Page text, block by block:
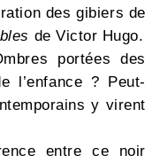
des gibiers de
de Victor Hugo.
portées des
l’enfance ? Peut-
y virent
entre ce noir